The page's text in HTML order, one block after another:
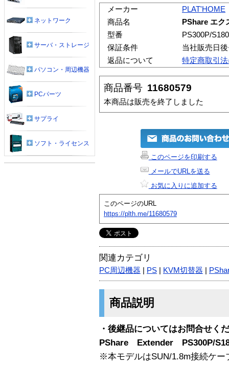
メーカー
PLAT'HOME
商品名
PShare エク
型番
PS300P/S180
保証条件
当社販売日
返品について
特定商取引
商品番号 11680579
本商品は販売を終了しました
このページを印刷する
メールでURLを送る
お気に入りに追加する
このページのURL
https://plth.me/11680579
関連カテゴリ
PC周辺機器 PS KVM切替器
商品説明
・後継品についてはお問合せく
PShare Extender PS300P/
※本モデルはSUN/1.8m接続ケー
ネットワーク
サーバ・ストレージ
パソコン・周辺機器
PCパーツ
サプライ
ソフト・ライセンス